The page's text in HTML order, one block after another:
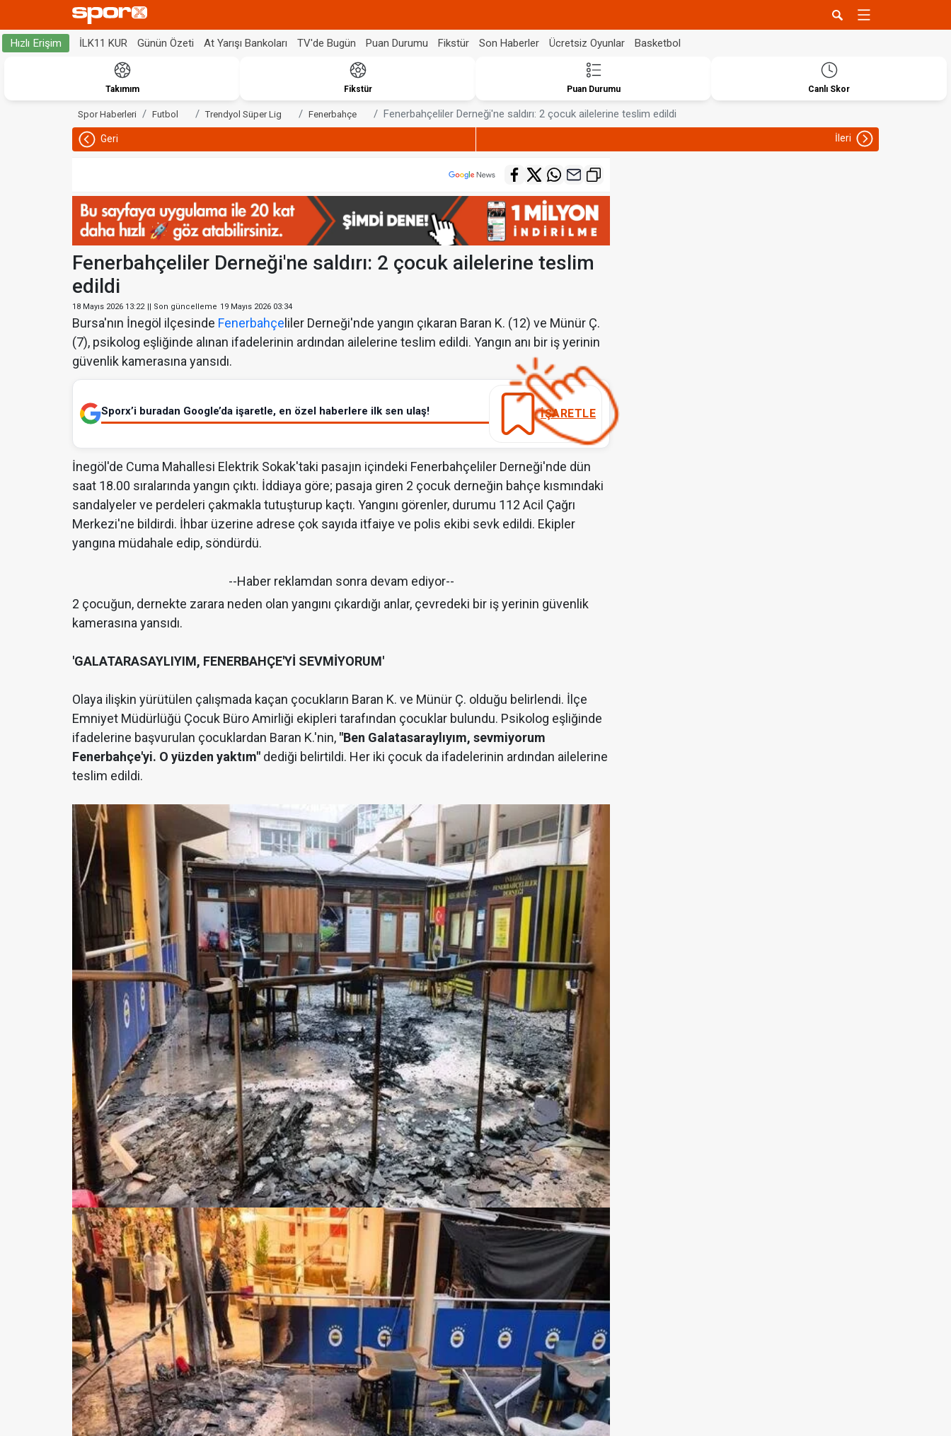
Hızlı Erişim İLK11 KUR Günün Özeti At Yarışı Bankoları TV'de Bugün Puan Durumu Fikstür Son Haberler Ücretsiz Oyunlar Basketbol
Takımım Fikstür Puan Durumu Canlı Skor
Spor Haberleri Futbol Trendyol Süper Lig Fenerbahçe Fenerbahçeliler Derneği'ne saldırı: 2 çocuk ailelerine teslim edildi
Geri İleri
Fenerbahçeliler Derneği'ne saldırı: 2 çocuk ailelerine teslim
edildi
18 Mayıs 2026 13:22 || Son güncelleme 19 Mayıs 2026 03:34
Bursa'nın İnegöl ilçesinde Fenerbahçeliler Derneği'nde yangın çıkaran Baran K. (12) ve Münür Ç.
(7), psikolog eşliğinde alınan ifadelerinin ardından ailelerine teslim edildi. Yangın anı bir iş yerinin
güvenlik kamerasına yansıdı.
Sporx’i buradan Google’da işaretle, en özel haberlere ilk sen ulaş! İŞARETLE
İnegöl'de Cuma Mahallesi Elektrik Sokak'taki pasajın içindeki Fenerbahçeliler Derneği'nde dün
saat 18.00 sıralarında yangın çıktı. İddiaya göre; pasaja giren 2 çocuk derneğin bahçe kısmındaki
sandalyeler ve perdeleri çakmakla tutuşturup kaçtı. Yangını görenler, durumu 112 Acil Çağrı
Merkezi'ne bildirdi. İhbar üzerine adrese çok sayıda itfaiye ve polis ekibi sevk edildi. Ekipler
yangına müdahale edip, söndürdü.
--Haber reklamdan sonra devam ediyor--
2 çocuğun, dernekte zarara neden olan yangını çıkardığı anlar, çevredeki bir iş yerinin güvenlik
kamerasına yansıdı.
'GALATARASAYLIYIM, FENERBAHÇE'Yİ SEVMİYORUM'
Olaya ilişkin yürütülen çalışmada kaçan çocukların Baran K. ve Münür Ç. olduğu belirlendi. İlçe
Emniyet Müdürlüğü Çocuk Büro Amirliği ekipleri tarafından çocuklar bulundu. Psikolog eşliğinde
ifadelerine başvurulan çocuklardan Baran K.'nin, "Ben Galatasaraylıyım, sevmiyorum
Fenerbahçe'yi. O yüzden yaktım" dediği belirtildi. Her iki çocuk da ifadelerinin ardından ailelerine
teslim edildi.